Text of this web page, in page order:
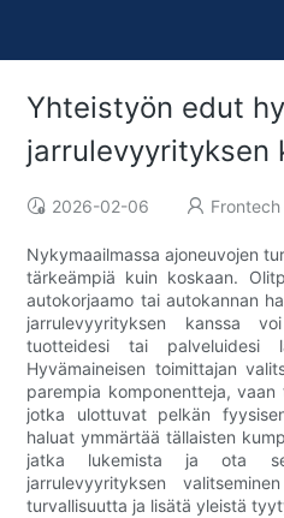
Yhteistyön edut
jarrulevyyrityksen
2026-02-06 Frontech
Nykymaailmassa ajoneuvojen
tärkeämpiä kuin koskaan.
autokorjaamo tai autokannan
jarrulevyyrityksen kanssa
tuotteidesi tai palveluidesi
Hyvämaineisen toimittajan
parempia komponentteja,
jotka ulottuvat pelkän
haluat ymmärtää tällaisten
jatka lukemista ja ota
jarrulevyyrityksen
turvallisuutta ja lisätä yleistä